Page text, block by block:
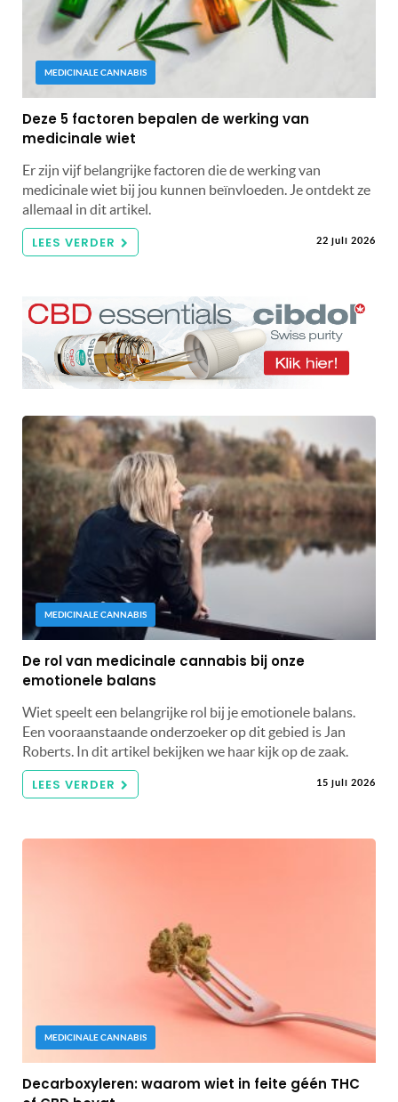
MEDICINALE CANNABIS
Deze 5 factoren bepalen de werking van
medicinale wiet
Er zijn vijf belangrijke factoren die de werking van
medicinale wiet bij jou kunnen beïnvloeden. Je ontdekt ze
allemaal in dit artikel.
LEES VERDER 22 juli 2026
MEDICINALE CANNABIS
De rol van medicinale cannabis bij onze
emotionele balans
Wiet speelt een belangrijke rol bij je emotionele balans.
Een vooraanstaande onderzoeker op dit gebied is Jan
Roberts. In dit artikel bekijken we haar kijk op de zaak.
LEES VERDER 15 juli 2026
MEDICINALE CANNABIS
Decarboxyleren: waarom wiet in feite géén THC